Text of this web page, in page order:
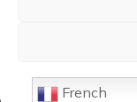
French